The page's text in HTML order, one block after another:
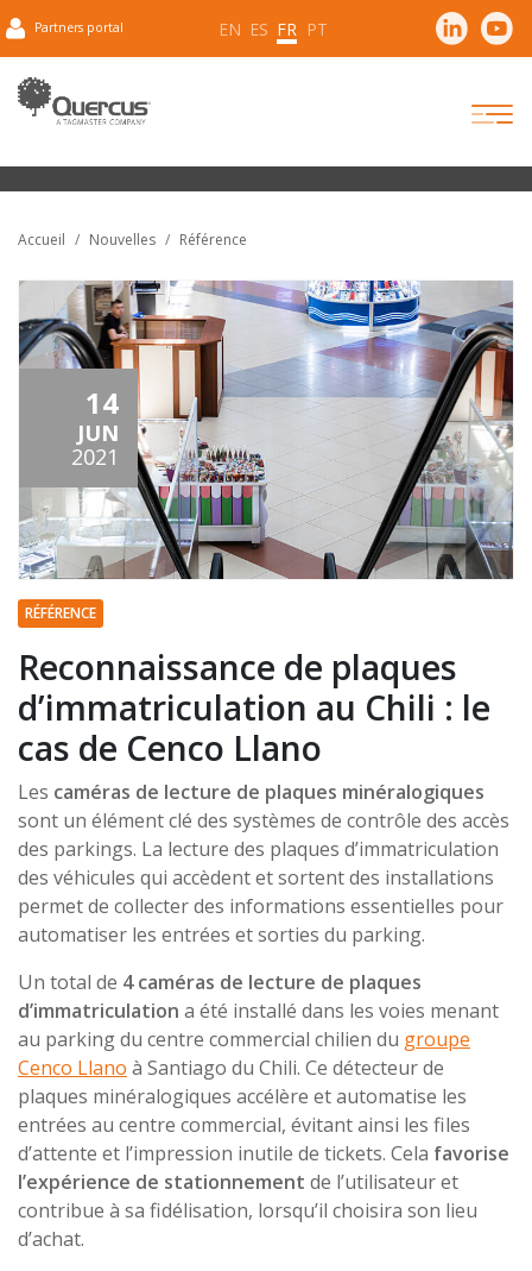
Partners portal EN ES FR PT
Accueil Nouvelles Référence
14
JUN
2021
RÉFÉRENCE
Reconnaissance de plaques
d’immatriculation au Chili : le
cas de Cenco Llano
Les caméras de lecture de plaques minéralogiques
sont un élément clé des systèmes de contrôle des accès
des parkings. La lecture des plaques d’immatriculation
des véhicules qui accèdent et sortent des installations
permet de collecter des informations essentielles pour
automatiser les entrées et sorties du parking.
Un total de 4 caméras de lecture de plaques
d’immatriculation a été installé dans les voies menant
au parking du centre commercial chilien du groupe
Cenco Llano à Santiago du Chili. Ce détecteur de
plaques minéralogiques accélère et automatise les
entrées au centre commercial, évitant ainsi les files
d’attente et l’impression inutile de tickets. Cela favorise
l’expérience de stationnement de l’utilisateur et
contribue à sa fidélisation, lorsqu’il choisira son lieu
d’achat.